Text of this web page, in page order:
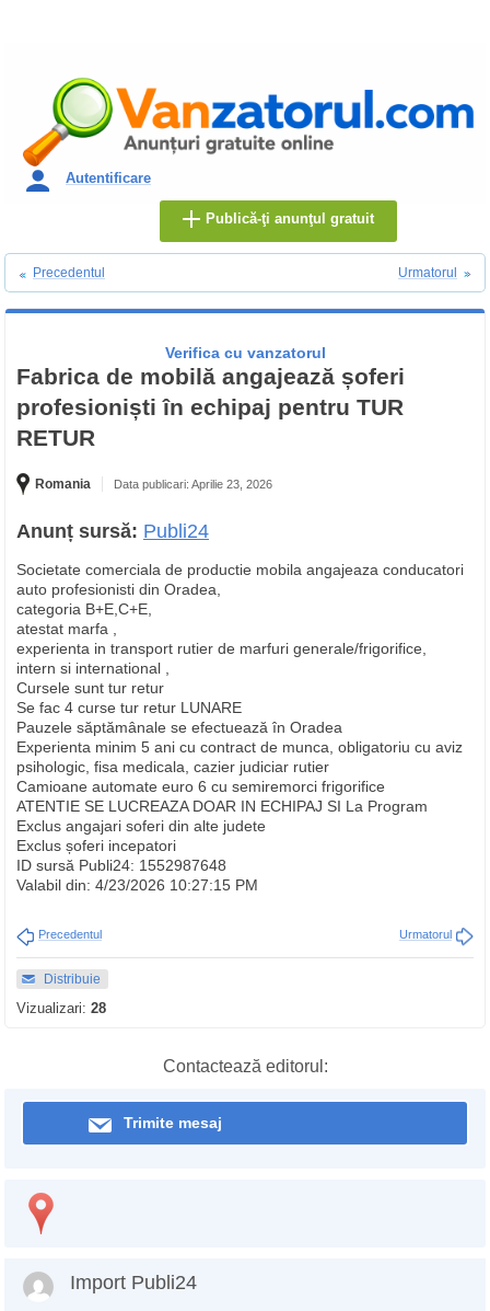
Autentificare
Publică-ţi anunţul gratuit
Precedentul Urmatorul
Verifica cu vanzatorul
Fabrica de mobilă angajează șoferi
profesioniști în echipaj pentru TUR
RETUR
Romania Data publicari: Aprilie 23, 2026
Anunț sursă: Publi24
Societate comerciala de productie mobila angajeaza conducatori
auto profesionisti din Oradea,
categoria B+E,C+E,
atestat marfa ,
experienta in transport rutier de marfuri generale/frigorifice,
intern si international ,
Cursele sunt tur retur
Se fac 4 curse tur retur LUNARE
Pauzele săptămânale se efectuează în Oradea
Experienta minim 5 ani cu contract de munca, obligatoriu cu aviz
psihologic, fisa medicala, cazier judiciar rutier
Camioane automate euro 6 cu semiremorci frigorifice
ATENTIE SE LUCREAZA DOAR IN ECHIPAJ SI La Program
Exclus angajari soferi din alte judete
Exclus șoferi incepatori
ID sursă Publi24: 1552987648
Valabil din: 4/23/2026 10:27:15 PM
Precedentul Urmatorul
Distribuie
Vizualizari: 28
Contactează editorul:
Trimite mesaj
Import Publi24